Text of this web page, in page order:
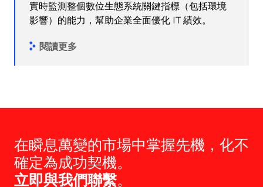
實時監測整個數位生態系統關鍵指標（包括環境
影響）的能力，幫助企業全面優化 IT 績效。
閱讀更多
在瞬息萬變的市場中掌握先機，化不
確定為成功契機。
立即與我們聯繫。